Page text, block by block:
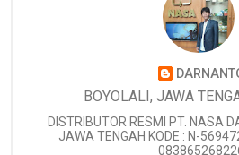
BOYOLALI, JAWA
DISTRIBUTOR RESMI PT. NASA
JAWA TENGAH KODE : N-